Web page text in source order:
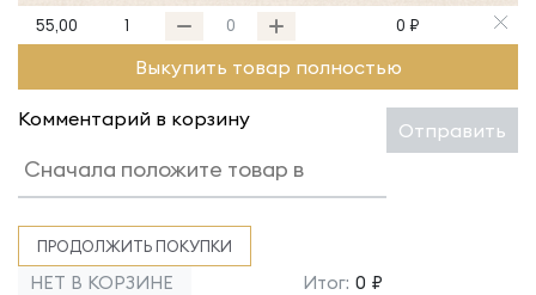
55,00 1 0 ₽
Выкупить товар полностью
Комментарий в корзину Отправить
ПРОДОЛЖИТЬ ПОКУПКИ
НЕТ В КОРЗИНЕ Итог: 0 ₽